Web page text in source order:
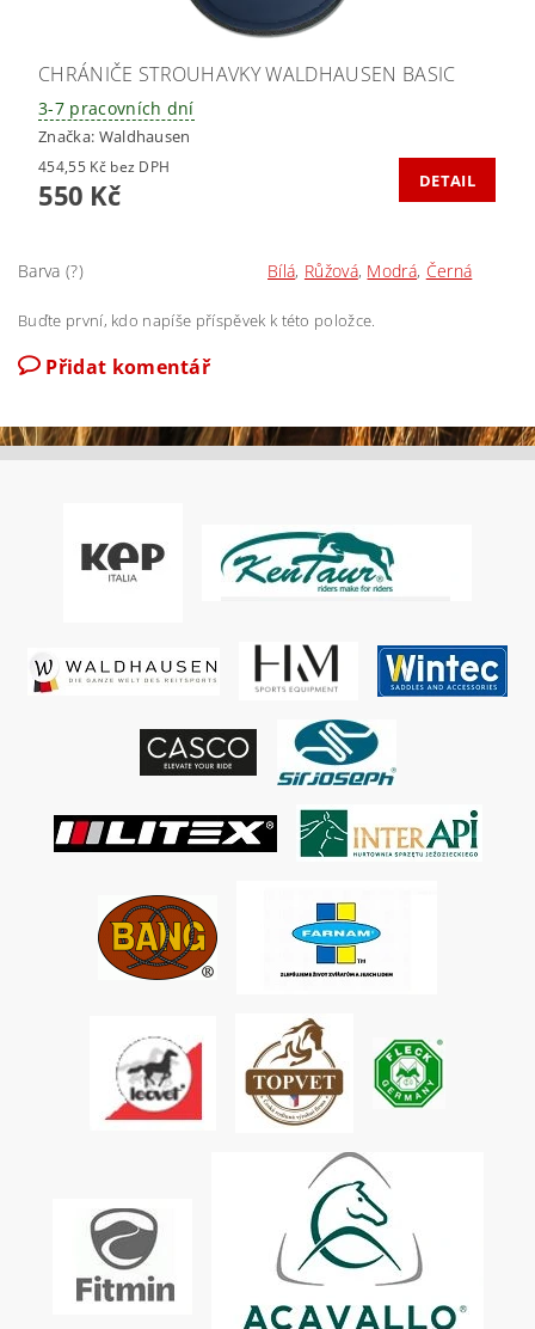
CHRÁNIČE STROUHAVKY WALDHAUSEN BASIC
3-7 pracovních dní
Značka: Waldhausen
454,55 Kč bez DPH
550 Kč DETAIL
Barva (?) Bílá, Růžová, Modrá, Černá
Buďte první, kdo napíše příspěvek k této položce.
Přidat komentář